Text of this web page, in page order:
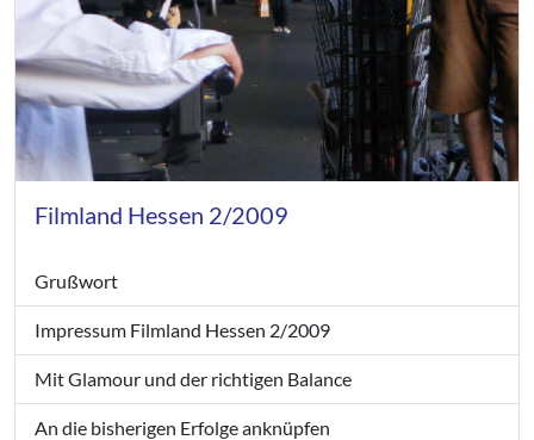
Filmland Hessen 2/2009
Grußwort
Impressum Filmland Hessen 2/2009
Mit Glamour und der richtigen Balance
An die bisherigen Erfolge anknüpfen